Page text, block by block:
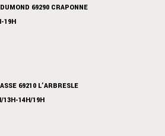
69290 CRAPONNE
19H
69210 L’ARBRESLE
13H-14H/19H